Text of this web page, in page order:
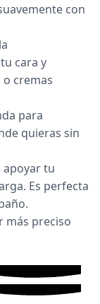
con
cara y
cremas
para
quieras sin
apoyar tu
Es perfecta
más preciso